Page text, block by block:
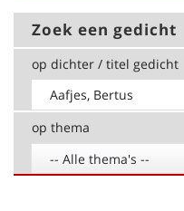
Zoek een gedicht
op dichter / titel gedicht
op thema
-- Alle thema's --